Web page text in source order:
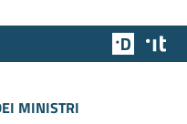
Team
MINISTRI